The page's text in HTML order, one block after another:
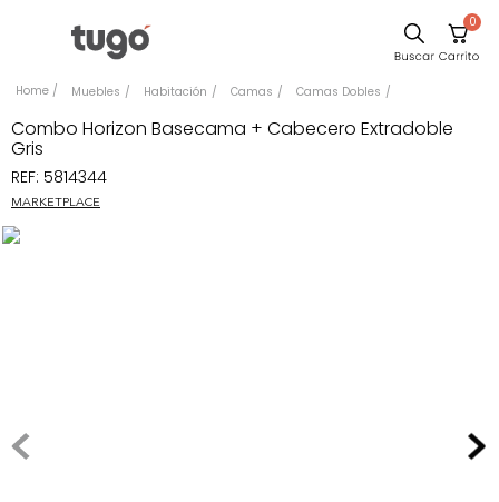
0
Muebles Habitación Camas Camas Dobles
Combo Horizon Basecama + Cabecero Extradoble
Gris
REF: 5814344
MARKETPLACE
Comedor
Escritorio